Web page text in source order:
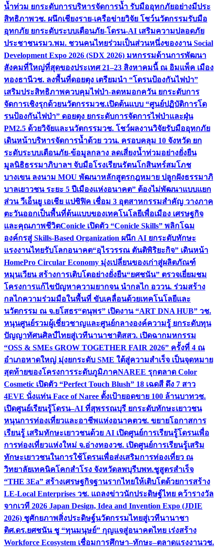
น้ำท่วม ยกระดับการบริหารจัดการน้ำ รับมืออุทกภัยอย่างมีประ
สิทธิภาพวช. ผนึกเชียงราย-เครือข่ายวิจัย โชว์นวัตกรรมรับมือ
อุทกภัย ยกระดับระบบเตือนภัย-โดรน-AI เสริมความปลอดภัย
ประชาชนรมว.พม. ชวนคนไทยร่วมเป็นส่วนหนึ่งของงาน Social
Development Expo 2026 (SDX 2026) มหกรรมด้านการพัฒนา
สังคมที่ใหญ่ที่สุดของประเทศ 21–23 สิงหาคมนี้ ณ อิมแพ็ค เมือง
ทองธานีวช. ลงพื้นที่ดอยตุง เตรียมนำ “โดรนป้องกันไฟป่า”
เสริมประสิทธิภาพควบคุมไฟป่า-ลดหมอกควัน ยกระดับการ
จัดการเชิงรุกด้วยนวัตกรรมวช.เปิดต้นแบบ “ศูนย์ปฏิบัติการโด
รนป้องกันไฟป่า” ดอยตุง ยกระดับการจัดการไฟป่าและฝุ่น
PM2.5 ด้วยวิจัยและนวัตกรรมวช. โชว์ผลงานวิจัยรับมืออุทกภัย
เดินหน้าบริหารจัดการน้ำด้วย ววน. ครอบคลุม 10 จังหวัด ยก
ระดับระบบเตือนภัย-ข้อมูลกลาง ลดเสี่ยงน้ำท่วมอย่างยั่งยืน
มูลนิธิธรรมาภิบาลฯ จับมือโรงเรียนรัตนโกสินทร์สมโภช
บางเขน ลงนาม MOU พัฒนาหลักสูตรกฎหมาย ปลูกฝังธรรมาภิ
บาลเยาวชน ระยะ 5 ปีเมืองแห่งอนาคต” ต้องไม่พัฒนาแบบแยก
ส่วน วีเอ็นยู เอเชีย แปซิฟิค เชื่อม 3 อุตสาหกรรมสำคัญ วางภาค
ตะวันออกเป็นพื้นที่ต้นแบบของเทคโนโลยีเพื่อเมือง เศรษฐกิจ
และคุณภาพชีวิตConicle เปิดตัว “Conicle Skills” พลิกโฉม
องค์กรสู่ Skills-Based Organization ผนึก AI ยกระดับทักษะ
แรงงานไทยรับโลกอนาคต“อุไรวรรณ ตันติพิริยะกิจ” เดินหน้า
HomePro Circular Economy มุ่งเปลี่ยนของเก่าสู่ผลิตภัณฑ์
หมุนเวียน สร้างการเติบโตอย่างยั่งยืน“ยศชนัน” ตรวจเยี่ยมชม
โครงการแก้ไขปัญหาความยากจน นำกลไก อววน. ร่วมสร้าง
กลไกความร่วมมือในพื้นที่ ขับเคลื่อนด้วยเทคโนโลยีและ
นวัตกรรม ณ จ.ยโสธร“ดนุพร” เปิดงาน “ART DNA HUB” วช.
หนุนศูนย์รวมผู้เชี่ยวชาญและศูนย์กลางองค์ความรู้ ยกระดับทุน
ปัญญาทัศนศิลป์ไทยสู่เวทีนานาชาติสสว. เปิดฉากมหกรรม
“OSS & SMEs GROW TOGETHER FAIR 2026” ครั้งที่ 4 ณ
อำเภอหาดใหญ่ มุ่งยกระดับ SME ใต้สู่ความสำเร็จ เป็นจุดหมาย
สุดท้ายของโครงการระดับภูมิภาคNAREE รุกตลาด Color
Cosmetic เปิดตัว “Perfect Touch Blush” 18 เฉดสี ดึง 7 สาว
4EVE นั่งแท่น Face of Naree ตั้งเป้ายอดขาย 100 ล้านบาทวช.
เปิดศูนย์เรียนรู้โดรน–AI ที่สุพรรณบุรี ยกระดับทักษะเยาวชน
หนุนการท่องเที่ยวและอาชีพแห่งอนาคตวช. ขยายโอกาสการ
เรียนรู้ เสริมทักษะเยาวชนด้วย AI เปิดศูนย์การเรียนรู้โดรนเพื่อ
การท่องเที่ยวแห่งใหม่ จ.อ่างทองวช. เปิดศูนย์การเรียนรู้เสริม
ทักษะเยาวชนในการใช้โดรนเพื่อส่งเสริมการท่องเที่ยว ณ
วิทยาลัยเทคนิคโคกสำโรง จังหวัดลพบุรีบพท.ชูสูตรสำเร็จ
“THE 3Ea” สร้างเศรษฐกิจฐานรากไทยให้เติบโตด้วยการสร้าง
LE-Local Enterprises วช. แถลงข่าวนักประดิษฐ์ไทย คว้ารางวัล
จากเวที 2026 Japan Design, Idea and Invention Expo (JDIE
2026) ชูศักยภาพสิ่งประดิษฐ์นวัตกรรมไทยสู่เวทีนานาชา
ติศ.ดร.ยศชนัน ชู “ทุนมนุษย์” กุญแจสู่อนาคตไทย เร่งสร้าง
Workforce Ecosystem เชื่อมการศึกษา–ทักษะ–ตลาดแรงงานวช.